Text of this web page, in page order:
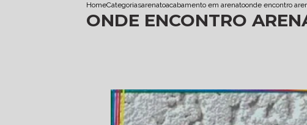
HomeCategoriasarenatoacabamento em arenatoonde encontro
ONDE ENCONTRO